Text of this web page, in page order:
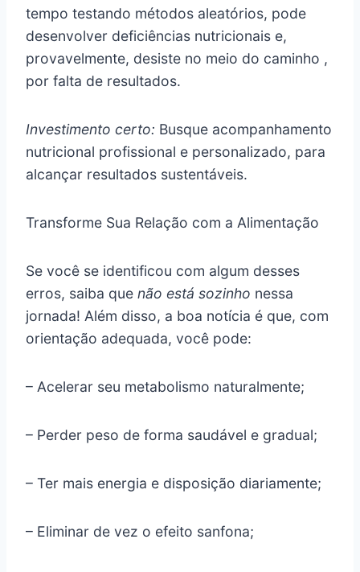
tempo testando métodos aleatórios, pode
desenvolver deficiências nutricionais e,
provavelmente, desiste no meio do caminho ,
por falta de resultados.
Investimento certo: Busque acompanhamento
nutricional profissional e personalizado, para
alcançar resultados sustentáveis.
Transforme Sua Relação com a Alimentação
Se você se identificou com algum desses
erros, saiba que não está sozinho nessa
jornada! Além disso, a boa notícia é que, com
orientação adequada, você pode:
– Acelerar seu metabolismo naturalmente;
– Perder peso de forma saudável e gradual;
– Ter mais energia e disposição diariamente;
– Eliminar de vez o efeito sanfona;